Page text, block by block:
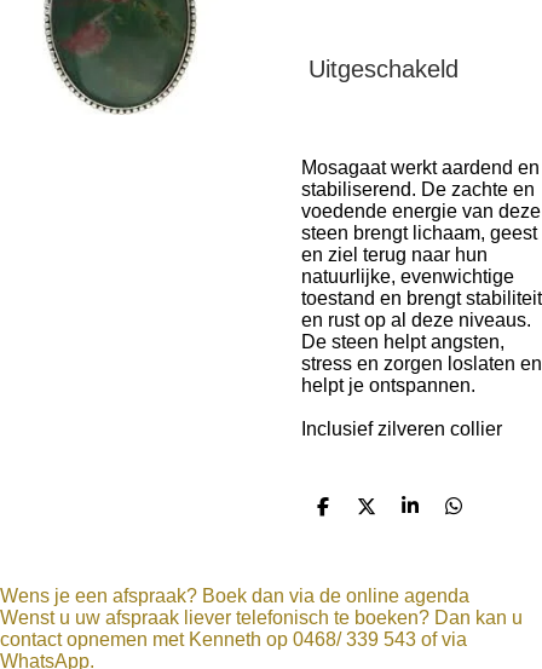
Uitgeschakeld
Mosagaatwerkt aardend en
stabiliserend. De zachte en
voedende energie van deze
steen brengt lichaam, geest
en ziel terug naar hun
natuurlijke, evenwichtige
toestand en brengt stabiliteit
en rust op al deze niveaus.
De steen helpt angsten,
stress en zorgen loslaten en
helpt je ontspannen.
Inclusief zilveren collier
D
n
D
S
e
D
n
Wens je een afspraak? Boek dan via de online agenda
Wenst u uw afspraak liever telefonisch te boeken? Dan kan u
contact opnemen met Kenneth op 0468/ 339 543 of via
WhatsApp.